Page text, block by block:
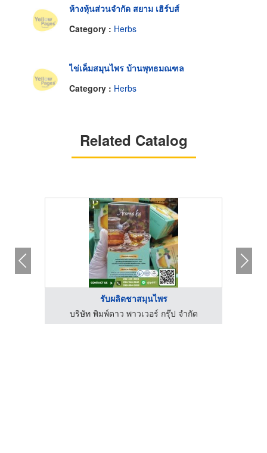
ห้างหุ้นส่วนจำกัด สยาม เฮิร์บส์
Category : Herbs
ไข่เค็มสมุนไพร บ้านพุทธมณฑล
Category : Herbs
Related Catalog
รับผลิตชาสมุนไพร
บริษัท พิมพ์ดาว พาวเวอร์ กรุ๊ป จำกัด